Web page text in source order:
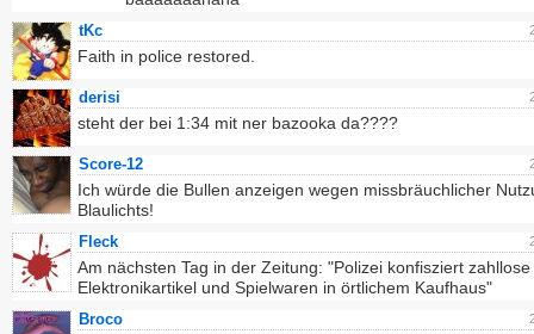
tKc
Faith in police restored.
derisi
steht der bei 1:34 mit ner bazooka da????
Score-12
Ich würde die Bullen anzeigen wegen missbräuchlicher
Blaulichts!
Fleck
Am nächsten Tag in der Zeitung: "Polizei konfisziert zahllose
Elektronikartikel und Spielwaren in örtlichem Kaufhaus"
Broco